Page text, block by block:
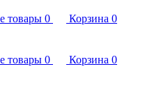
товары 0 Корзина 0
товары 0 Корзина 0